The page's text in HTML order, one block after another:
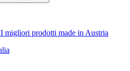
I migliori prodotti made in Austria